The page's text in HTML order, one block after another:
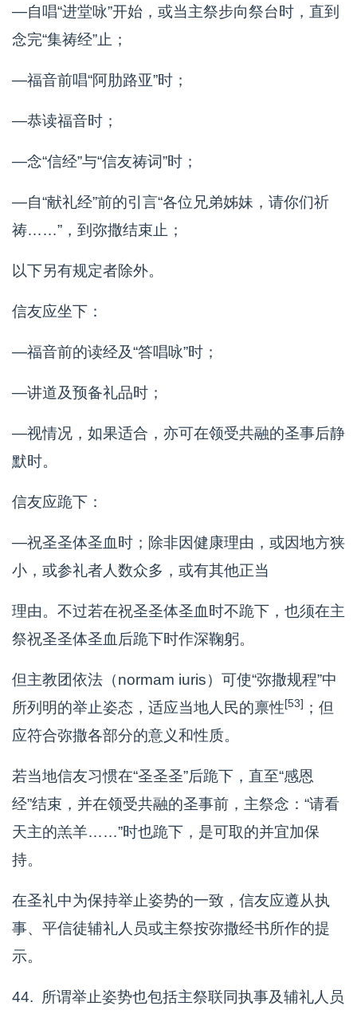
—自唱“进堂咏”开始，或当主祭步向祭台时，直到
念完“集祷经”止；
—福音前唱“阿肋路亚”时；
—恭读福音时；
—念“信经”与“信友祷词”时；
—自“献礼经”前的引言“各位兄弟姊妹，请你们祈
祷……”，到弥撒结束止；
以下另有规定者除外。
信友应坐下：
—福音前的读经及“答唱咏”时；
—讲道及预备礼品时；
—视情况，如果适合，亦可在领受共融的圣事后静
默时。
信友应跪下：
—祝圣圣体圣血时；除非因健康理由，或因地方狭
小，或参礼者人数众多，或有其他正当
理由。不过若在祝圣圣体圣血时不跪下，也须在主
祭祝圣圣体圣血后跪下时作深鞠躬。
但主教团依法（normam iuris）可使“弥撒规程”中
所列明的举止姿态，适应当地人民的禀性[53] ；但
应符合弥撒各部分的意义和性质。
若当地信友习惯在“圣圣圣”后跪下，直至“感恩
经”结束，并在领受共融的圣事前，主祭念：“请看
天主的羔羊……”时也跪下，是可取的并宜加保
持。
在圣礼中为保持举止姿势的一致，信友应遵从执
事、平信徒辅礼人员或主祭按弥撒经书所作的提
示。
44. 所谓举止姿势也包括主祭联同执事及辅礼人员